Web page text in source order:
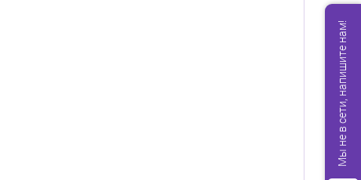
Мы не в сети, напишите нам!